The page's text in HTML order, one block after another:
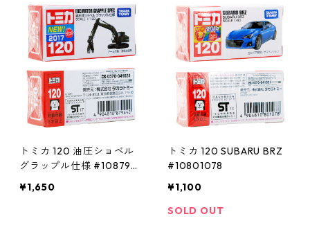
トミカ 120 油圧ショベル
グラップル仕様 #108794
¥1,650
トミカ 120 SUBARU BRZ
#10801078
¥1,100
SOLD OUT